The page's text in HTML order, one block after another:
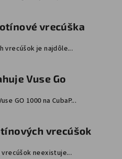
vrecúška
vrecúšok je najdôle...
Vuse Go
GO 1000 na CubaP...
vrecúšok
neexistuje...